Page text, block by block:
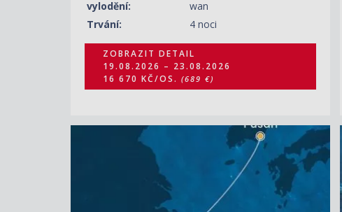
vylodění:
wan
Trvání:
4 noci
ZOBRAZIT DETAIL
19.08.2026 – 23.08.2026
16 670 KČ/OS. (689 €)
ZOBRAZIT DETAIL
26.08.2026 – 28.08.2026
4 330 KČ/OS.
ZOBRAZIT DETAIL